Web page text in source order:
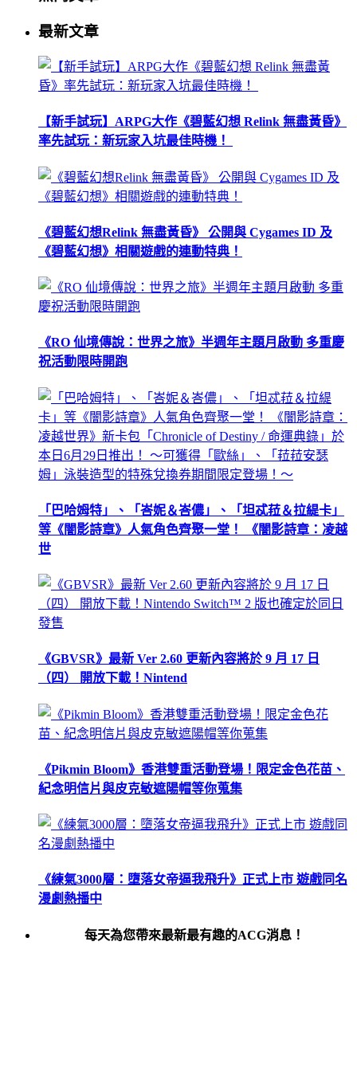
最新文章
【新手試玩】ARPG大作《碧藍幻想 Relink 無盡黃昏》
率先試玩：新玩家入坑最佳時機！
《碧藍幻想Relink 無盡黃昏》 公開與 Cygames ID 及
《碧藍幻想》相關遊戲的連動特典！
《RO 仙境傳說：世界之旅》半週年主題月啟動 多重慶
祝活動限時開跑
「巴哈姆特」、「峇妮＆峇儂」、「坦忒菈＆拉緹卡」
等《闇影詩章》人氣角色齊聚一堂！ 《闇影詩章：凌越
世
《GBVSR》最新 Ver 2.60 更新內容將於 9 月 17 日
（四） 開放下載！Nintend
《Pikmin Bloom》香港雙重活動登場！限定金色花苗、
紀念明信片與皮克敏遮陽帽等你蒐集
《練氣3000層：墮落女帝逼我飛升》正式上市 遊戲同名
漫劇熱播中
每天為您帶來最新最有趣的ACG消息！